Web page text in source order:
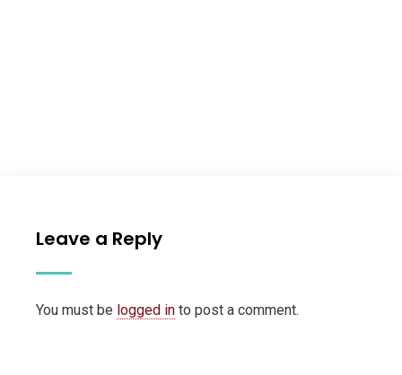
Leave a Reply
You must be logged in to post a comment.